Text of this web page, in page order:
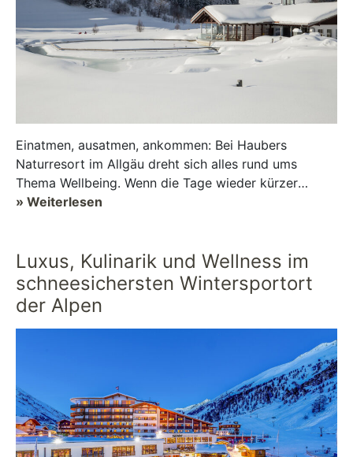
Einatmen, ausatmen, ankommen: Bei Haubers
Naturresort im Allgäu dreht sich alles rund ums
Thema Wellbeing. Wenn die Tage wieder kürzer
werden und die Blätter sich allmählich bunt ...
» Weiterlesen
Luxus, Kulinarik und Wellness im
schneesichersten Wintersportort
der Alpen